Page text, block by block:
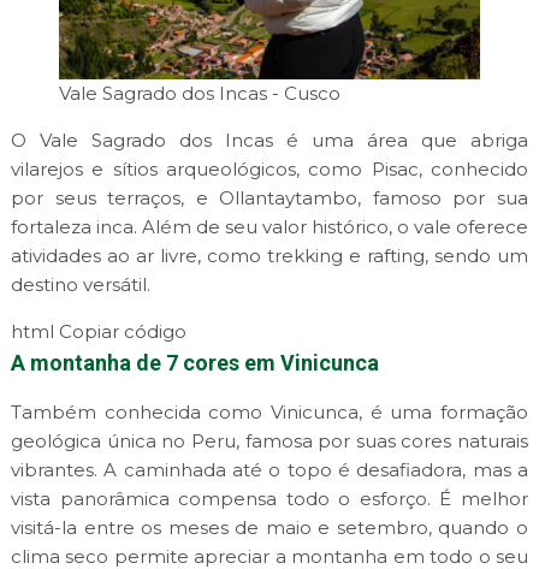
Vale Sagrado dos Incas - Cusco
O Vale Sagrado dos Incas é uma área que abriga
vilarejos e sítios arqueológicos, como Pisac, conhecido
por seus terraços, e Ollantaytambo, famoso por sua
fortaleza inca. Além de seu valor histórico, o vale oferece
atividades ao ar livre, como trekking e rafting, sendo um
destino versátil.
html Copiar código
A montanha de 7 cores em Vinicunca
Também conhecida como Vinicunca, é uma formação
geológica única no Peru, famosa por suas cores naturais
vibrantes. A caminhada até o topo é desafiadora, mas a
vista panorâmica compensa todo o esforço. É melhor
visitá-la entre os meses de maio e setembro, quando o
clima seco permite apreciar a montanha em todo o seu